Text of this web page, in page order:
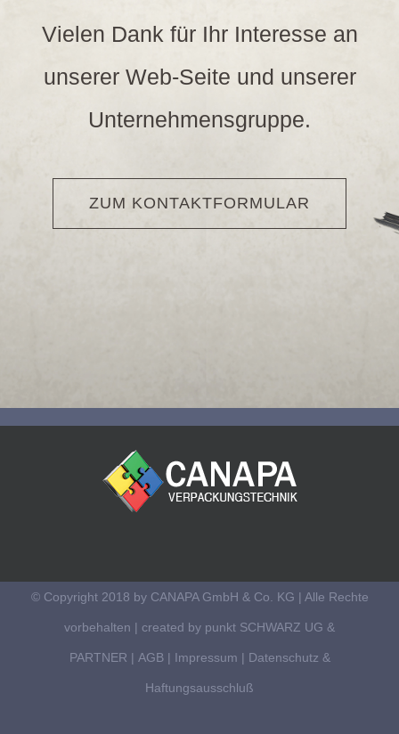
Vielen Dank für Ihr Interesse an
unserer Web-Seite und unserer
Unternehmensgruppe.
ZUM KONTAKTFORMULAR
© Copyright 2018 by CANAPA GmbH & Co. KG | Alle Rechte
vorbehalten | created by punkt SCHWARZ UG &
PARTNER | AGB| Impressum | Datenschutz &
Haftungsausschluß